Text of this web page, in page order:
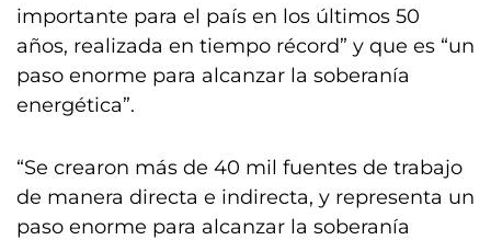
importante para el país en los últimos 50
años, realizada en tiempo récord” y que es “un
paso enorme para alcanzar la soberanía
energética”.
“Se crearon más de 40 mil fuentes de trabajo
de manera directa e indirecta, y representa un
paso enorme para alcanzar la soberanía